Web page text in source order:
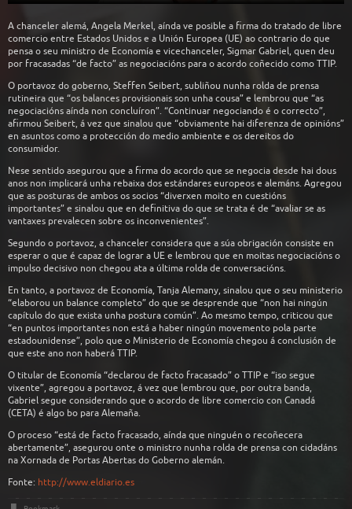
A chanceler alemá, Angela Merkel, aínda ve posible a firma do tratado de libre
comercio entre Estados Unidos e a Unión Europea (UE) ao contrario do que
pensa o seu ministro de Economía e vicechanceler, Sigmar Gabriel, quen deu
por fracasadas “de facto” as negociacións para o acordo coñecido como TTIP.
O portavoz do goberno, Steffen Seibert, subliñou nunha rolda de prensa
rutineira que “os balances provisionais son unha cousa” e lembrou que “as
negociacións aínda non concluíron”. “Continuar negociando é o correcto”,
afirmou Seibert, á vez que sinalou que “obviamente hai diferenza de opinións”
en asuntos como a protección do medio ambiente e os dereitos do
consumidor.
Nese sentido asegurou que a firma do acordo que se negocia desde hai dous
anos non implicará unha rebaixa dos estándares europeos e alemáns. Agregou
que as posturas de ambos os socios “diverxen moito en cuestións
importantes” e sinalou que en definitiva do que se trata é de “avaliar se as
vantaxes prevalecen sobre os inconvenientes”.
Segundo o portavoz, a chanceler considera que a súa obrigación consiste en
esperar o que é capaz de lograr a UE e lembrou que en moitas negociacións o
impulso decisivo non chegou ata a última rolda de conversacións.
En tanto, a portavoz de Economía, Tanja Alemany, sinalou que o seu ministerio
“elaborou un balance completo” do que se desprende que “non hai ningún
capítulo do que exista unha postura común”. Ao mesmo tempo, criticou que
“en puntos importantes non está a haber ningún movemento pola parte
estadounidense”, polo que o Ministerio de Economía chegou á conclusión de
que este ano non haberá TTIP.
O titular de Economía “declarou de facto fracasado” o TTIP e “iso segue
vixente”, agregou a portavoz, á vez que lembrou que, por outra banda,
Gabriel segue considerando que o acordo de libre comercio con Canadá
(CETA) é algo bo para Alemaña.
O proceso “está de facto fracasado, aínda que ninguén o recoñecera
abertamente”, asegurou onte o ministro nunha rolda de prensa con cidadáns
na Xornada de Portas Abertas do Goberno alemán.
Fonte: http://www.eldiario.es